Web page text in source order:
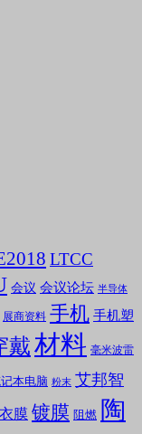
LTCC
会议 会议论坛 半导体
展商资料 手机 手机塑
戴材料 毫米波雷
本电脑 粉末 艾邦智
膜 镀膜 阻燃 陶